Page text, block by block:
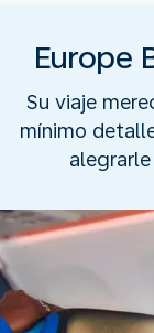
Europe
Su viaje
mínimo